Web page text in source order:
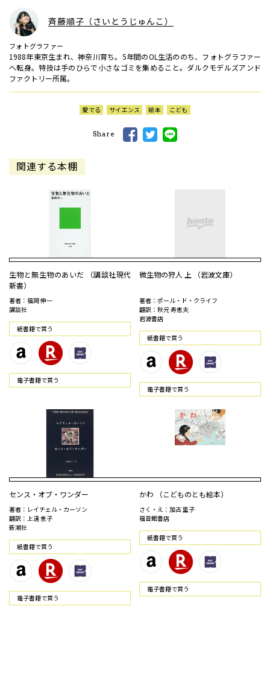
斉藤順子（さいとうじゅんこ）
フォトグラファー
1988年東京生まれ、神奈川育ち。5年間のOL生活ののち、フォトグラファー
へ転身。特技は手のひらで小さなゴミを集めること。ダルクモデルズアンド
ファクトリー所属。
愛でる サイエンス 絵本 こども
Share
関連する本棚
生物と無生物のあいだ （講談社現代
新書）
著者：福岡 伸一
講談社
紙書籍で買う
電⼦書籍で買う
微生物の狩人 上 （岩波文庫）
著者：ポール・ド・クライフ
翻訳：秋元 寿恵夫
岩波書店
紙書籍で買う
電⼦書籍で買う
センス・オブ・ワンダー
著者：レイチェル・カーソン
翻訳：上遠 恵子
新潮社
紙書籍で買う
電⼦書籍で買う
かわ （こどものとも絵本）
さく・え：加古 里子
福音館書店
紙書籍で買う
電⼦書籍で買う